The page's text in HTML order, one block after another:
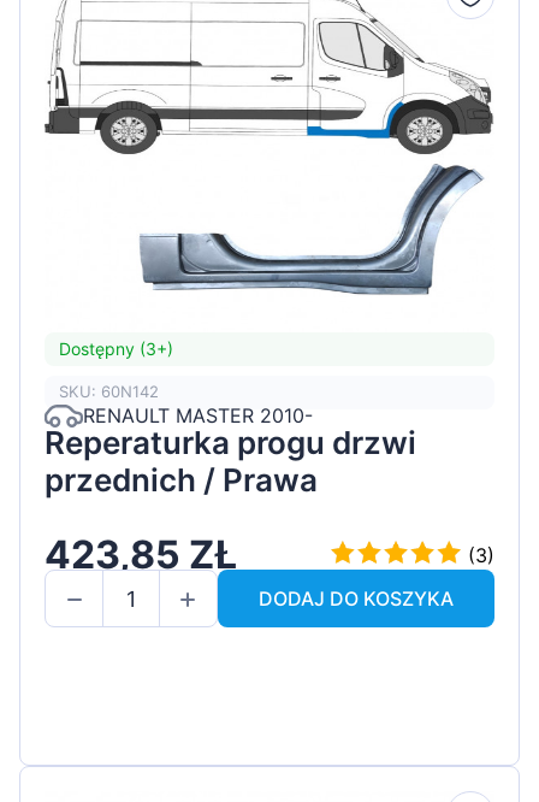
Dostępny (3+)
SKU: 60N142
RENAULT MASTER 2010-
Reperaturka progu drzwi
przednich / Prawa
423,85 ZŁ
(3)
DODAJ DO KOSZYKA